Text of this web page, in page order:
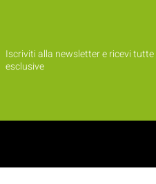
Iscriviti alla newsletter e ricevi
esclusive